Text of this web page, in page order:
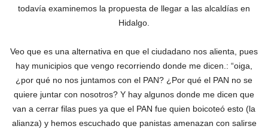
todavía examinemos la propuesta de llegar a las alcaldías en
Hidalgo.
Veo que es una alternativa en que el ciudadano nos alienta, pues
hay municipios que vengo recorriendo donde me dicen.: “oiga,
¿por qué no nos juntamos con el PAN? ¿Por qué el PAN no se
quiere juntar con nosotros? Y hay algunos donde me dicen que
van a cerrar filas pues ya que el PAN fue quien boicoteó esto (la
alianza) y hemos escuchado que panistas amenazan con salirse